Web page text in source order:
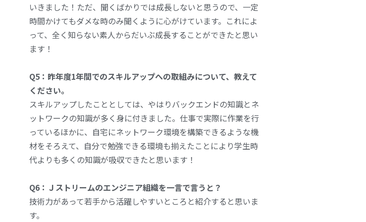
いきました！ただ、聞くばかりでは成長しないと思うので、一定
時間かけてもダメな時のみ聞くように心がけています。これによ
って、全く知らない素人からだいぶ成長することができたと思い
ます！
Q5：昨年度1年間でのスキルアップへの取組みについて、教えて
ください。
スキルアップしたこととしては、やはりバックエンドの知識とネ
ットワークの知識が多く身に付きました。仕事で実際に作業を行
っているほかに、自宅にネットワーク環境を構築できるような機
材をそろえて、自分で勉強できる環境も揃えたことにより学生時
代よりも多くの知識が吸収できたと思います！
Q6：Ｊストリームのエンジニア組織を一言で言うと？
技術力があって若手から活躍しやすいところと紹介すると思いま
す。